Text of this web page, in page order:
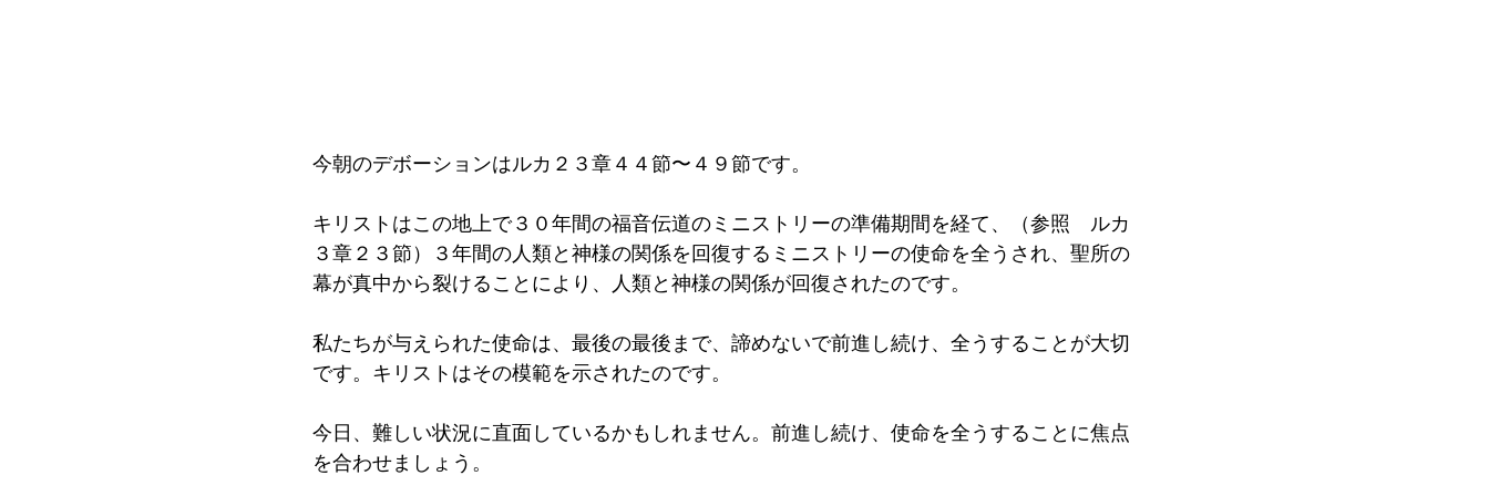
今朝のデボーションはルカ２３章４４節〜４９節です。
キリストはこの地上で３０年間の福音伝道のミニストリーの準備期間を経て、（参照　ルカ
３章２３節）３年間の人類と神様の関係を回復するミニストリーの使命を全うされ、聖所の
幕が真中から裂けることにより、人類と神様の関係が回復されたのです。
私たちが与えられた使命は、最後の最後まで、諦めないで前進し続け、全うすることが大切
です。キリストはその模範を示されたのです。
今日、難しい状況に直面しているかもしれません。前進し続け、使命を全うすることに焦点
を合わせましょう。